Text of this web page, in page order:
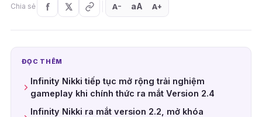
Chia sẻ
A− aA A+
ĐỌC THÊM
Infinity Nikki tiếp tục mở rộng trải nghiệm
gameplay khi chính thức ra mắt Version 2.4
Infinity Nikki ra mắt version 2.2, mở khóa